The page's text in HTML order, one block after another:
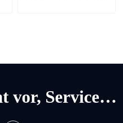
Qualität geht vor, Service geht vor